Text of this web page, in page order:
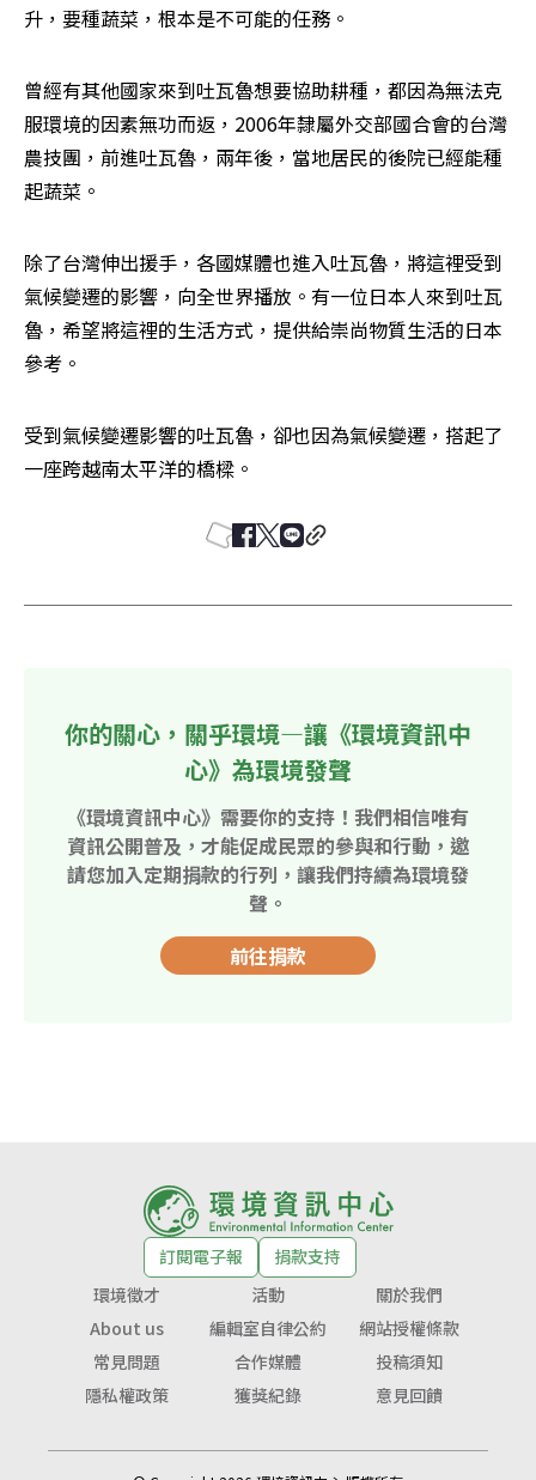
升，要種蔬菜，根本是不可能的任務。
曾經有其他國家來到吐瓦魯想要協助耕種，都因為無法克
服環境的因素無功而返，2006年隸屬外交部國合會的台灣
農技團，前進吐瓦魯，兩年後，當地居民的後院已經能種
起蔬菜。
除了台灣伸出援手，各國媒體也進入吐瓦魯，將這裡受到
氣候變遷的影響，向全世界播放。有一位日本人來到吐瓦
魯，希望將這裡的生活方式，提供給崇尚物質生活的日本
參考。
受到氣候變遷影響的吐瓦魯，卻也因為氣候變遷，搭起了
一座跨越南太平洋的橋樑。
你的關心，關乎環境—讓《環境資訊中
心》為環境發聲
《環境資訊中心》需要你的支持！我們相信唯有
資訊公開普及，才能促成民眾的參與和行動，邀
請您加入定期捐款的行列，讓我們持續為環境發
聲。
前往捐款
訂閱電子報
捐款支持
環境徵才
活動
關於我們
About us
編輯室自律公約
網站授權條款
常見問題
合作媒體
投稿須知
隱私權政策
獲獎紀錄 意見回饋